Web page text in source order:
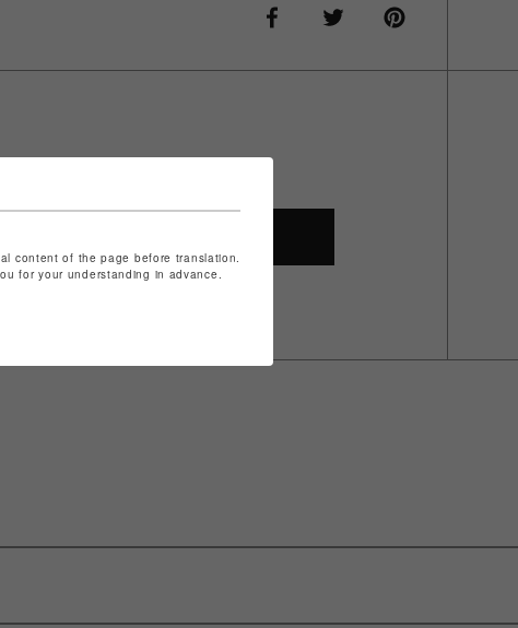
content of the page before translation.
for your understanding in advance.